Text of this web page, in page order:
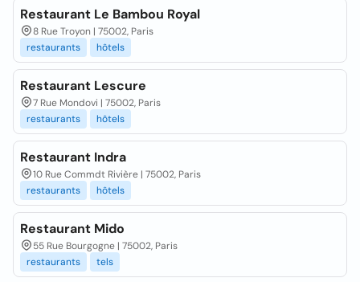
Restaurant Le Bambou Royal
8 Rue Troyon | 75002, Paris
restaurants
hôtels
Restaurant Lescure
7 Rue Mondovi | 75002, Paris
restaurants
hôtels
Restaurant Indra
10 Rue Commdt Rivière | 75002, Paris
restaurants
hôtels
Restaurant Mido
55 Rue Bourgogne | 75002, Paris
restaurants
tels